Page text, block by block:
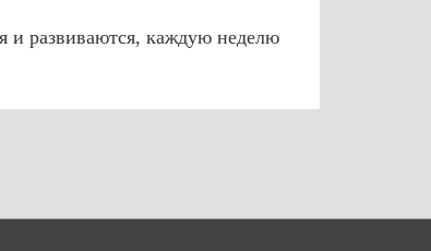
и развиваются, каждую неделю